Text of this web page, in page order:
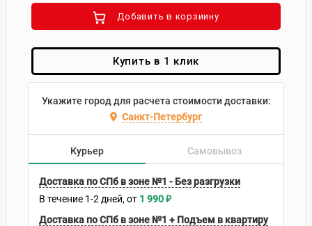
Добавить в корзиину
Купить в 1 клик
Укажите город для расчета стоимости доставки:
Санкт-Петербург
Курьер Самовывоз
Доставка по СПб в зоне №1 - Без разгрузки
В течение 1-2 дней 1 990₽
Доставка по СПб в зоне №1 + Подъем в квартиру